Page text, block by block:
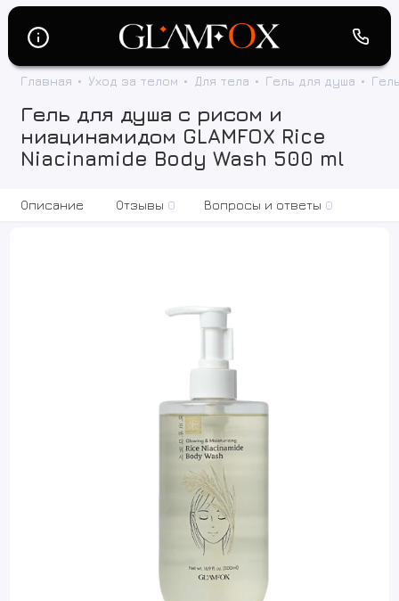
Главная Уход за телом Для тела Гель для душа
Гель для душа с рисом и
ниацинамидом GLAMFOX Rice
Niacinamide Body Wash 500 ml
Описание Отзывы 0 Вопросы и ответы 0